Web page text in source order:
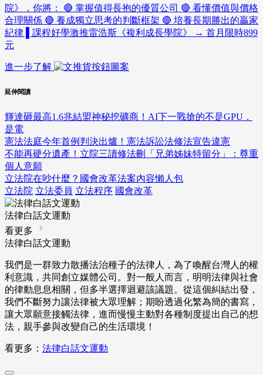
院》，你將： 🔴 掌握值得長抱的優質公司 🔴 看懂價值與價格
合理關係 🔴 養成獨立思考的判斷框架 🔴 培養長期勝出的贏家
紀律 ▌課程好學激推雷浩斯《複利成長學院》 → 首月限時899
元
進一步了解
延伸閱讀
輝達砸最高1.6兆結盟神秘挖礦商！AI下一戰搶的不是GPU，
是電
憲法法庭今年首例判決出爐！憲法訴訟法修法宣告違憲
不能再硬分遺產！立院三讀修法刪「兄弟姊妹特留分」：尊重
個人意願
立法院在吵什麼？國會改革法案內容懶人包
立法院 立法委員 立法程序 國會改革
法律白話文運動
看更多
法律白話文運動
我們是一群致力散播法治種子的法律人，為了喚醒台灣人的權
利意識，共同創立媒體公司。對一般人而言，明明法律與社會
的律動息息相關，但多半選擇迴避該議題。從這個糾結出發，
我們不斷努力讓法律被大眾理解；期盼透過化繁為簡的書寫，
讓大眾願意接觸法律，進而慢慢主動對各種制度提出自己的想
法，親手參與改變自己的生活環境！
看更多： 法律白話文運動